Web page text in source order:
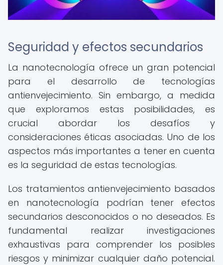
Seguridad y efectos secundarios
La nanotecnología ofrece un gran potencial
para el desarrollo de tecnologías
antienvejecimiento. Sin embargo, a medida
que exploramos estas posibilidades, es
crucial abordar los desafíos y
consideraciones éticas asociadas. Uno de los
aspectos más importantes a tener en cuenta
es la seguridad de estas tecnologías.
Los tratamientos antienvejecimiento basados
en nanotecnología podrían tener efectos
secundarios desconocidos o no deseados. Es
fundamental realizar investigaciones
exhaustivas para comprender los posibles
riesgos y minimizar cualquier daño potencial.